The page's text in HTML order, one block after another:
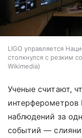
LIGO управляется
столкнулся с резким
Wikimedia
Ученые считают,
интерферометров
наблюдений за
событий —